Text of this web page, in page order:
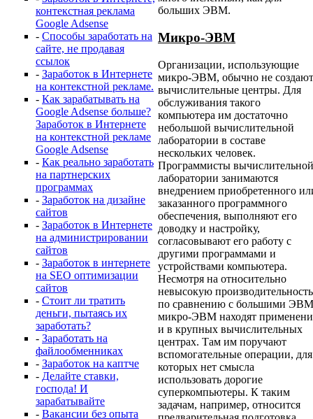
контекстная реклама
Google Adsense
- Способы заработать на
сайте, не продавая
ссылок
- Заработок в Интернете
на контекстной рекламе.
- Как зарабатывать на
Google Adsense больше?
Заработок в Интернете
на контекстной рекламе
Google Adsense
- Как реально заработать
на партнерских
программах
- Заработок на дизайне
сайтов
- Заработок в Интернете
на администрировании
сайтов
- Заработок в интернете
на SEO оптимизации
сайтов
- Стоит ли тратить
деньги, пытаясь их
заработать?
- Заработать на
файлообменниках
- Заработок на каптче
- Делайте ставки,
господа! И
зарабатывайте
- Вакансии без опыта
больших ЭВМ.
Микро-ЭВМ
Организации, использующие
микро-ЭВМ, обычно не создают
вычислительные центры. Для
обслуживания такого
компьютера им достаточно
небольшой вычислительной
лаборатории в составе
нескольких человек.
Программисты вычислительной
лаборатории занимаются
внедрением приобретенного
заказанного программного
обеспечения, выполняют его
доводку и настройку,
согласовывают его работу с
другими программами и
устройствами компьютера.
Несмотря на относительно
невысокую производительность
по сравнению с большими
микро-ЭВМ находят
и в крупных вычислительных
центрах. Там им поручают
вспомогательные операции, для
которых нет смысла
использовать дорогие
суперкомпьютеры. К таким
задачам, например, относится